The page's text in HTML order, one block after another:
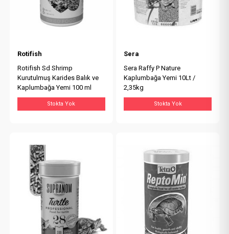
Rotifish
Rotifish Sd Shrimp
Kurutulmuş Karides Balık ve
Kaplumbağa Yemi 100 ml
Stokta Yok
Sera
Sera Raffy P Nature
Kaplumbağa Yemi 10Lt /
2,35kg
Stokta Yok